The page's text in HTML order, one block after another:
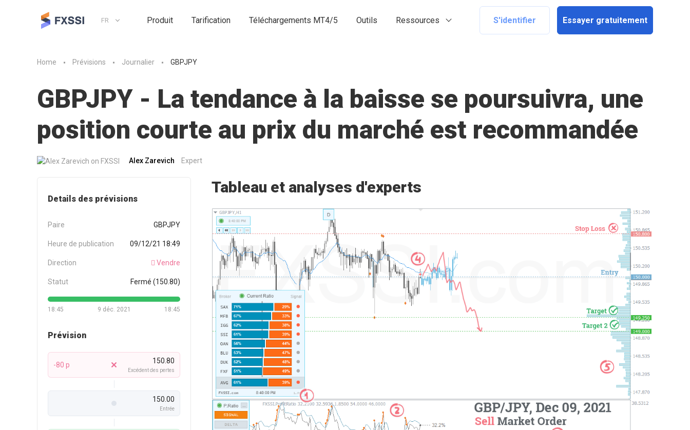
FR Produit Tarification Téléchargements MT4/5 Outils Ressources S'identifier Essayer gratuitement
Home Prévisions Journalier GBPJPY
GBPJPY - La tendance à la baisse se poursuivra, une
position courte au prix du marché est recommandée
Alex Zarevich Expert
Details des prévisions
Paire GBPJPY
Heure de publication 09/12/21 18:49
Direction Vendre
Statut Fermé (150.80)
18:45 18:45
9 déc. 2021
Prévision
-80 p 150.80
Excédent des pertes
150.00
Entrée
Tableau et analyses d'experts